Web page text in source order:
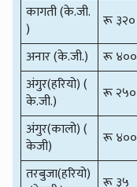
कागती (के.जी.
)
रू ३२०
अनार (के.जी.)
रू ४००
अंगुर(हरियो) (
के.जी.)
रू २५०
अंगुर(कालो) (
केजी)
रू ४००
तरबुजा(हरियो)
रू ३५